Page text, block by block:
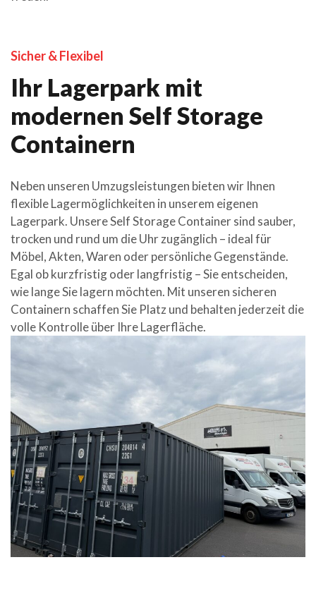
Sicher & Flexibel
Ihr Lagerpark mit
modernen Self Storage
Containern
Neben unseren Umzugsleistungen bieten wir Ihnen
flexible Lagermöglichkeiten in unserem eigenen
Lagerpark. Unsere Self Storage Container sind sauber,
trocken und rund um die Uhr zugänglich – ideal für
Möbel, Akten, Waren oder persönliche Gegenstände.
Egal ob kurzfristig oder langfristig – Sie entscheiden,
wie lange Sie lagern möchten. Mit unseren sicheren
Containern schaffen Sie Platz und behalten jederzeit die
volle Kontrolle über Ihre Lagerfläche.